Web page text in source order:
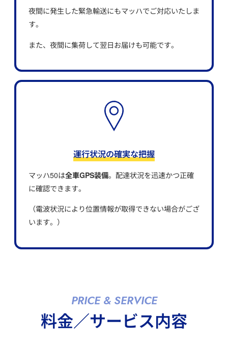
夜間に発生した緊急輸送にもマッハでご対応いたしま
す。
また、夜間に集荷して翌日お届けも可能です。
運行状況の確実な把握
マッハ50は全車GPS装備。配達状況を迅速かつ正確
に確認できます。
（電波状況により位置情報が取得できない場合がござ
います。）
PRICE & SERVICE
料金／サービス内容